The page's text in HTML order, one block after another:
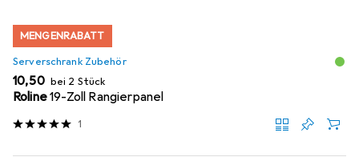
MENGENRABATT
Serverschrank Zubehör
EUR
10,50 bei 2 Stück
Roline19-Zoll Rangierpanel
1